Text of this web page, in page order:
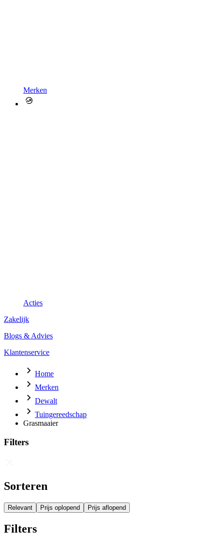
Merken
Acties
Zakelijk
Blogs & Advies
Klantenservice
Home
Merken
Dewalt
Tuingereedschap
Grasmaaier
Filters
Sorteren
Relevant Prijs oplopend Prijs aflopend
Filters